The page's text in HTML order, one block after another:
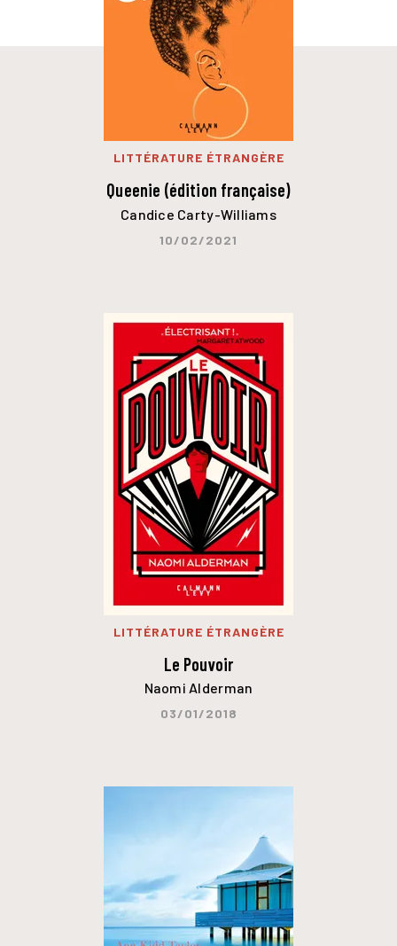
LITTÉRATURE ÉTRANGÈRE
Queenie (édition française)
Candice Carty-Williams
10/02/2021
LITTÉRATURE ÉTRANGÈRE
Le Pouvoir
Naomi Alderman
03/01/2018